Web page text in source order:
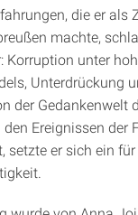
die er als
machte,
Korruption unter
Unterdrückung
der Gedankenwelt
Ereignissen der
setzte er sich ein